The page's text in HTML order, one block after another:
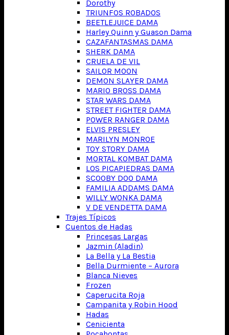
Dorothy
TRIUNFOS ROBADOS
BEETLEJUICE DAMA
Harley Quinn y Guason Dama
CAZAFANTASMAS DAMA
SHERK DAMA
CRUELA DE VIL
SAILOR MOON
DEMON SLAYER DAMA
MARIO BROSS DAMA
STAR WARS DAMA
STREET FIGHTER DAMA
POWER RANGER DAMA
ELVIS PRESLEY
MARILYN MONROE
TOY STORY DAMA
MORTAL KOMBAT DAMA
LOS PICAPIEDRAS DAMA
SCOOBY DOO DAMA
FAMILIA ADDAMS DAMA
WILLY WONKA DAMA
V DE VENDETTA DAMA
Trajes Típicos
Cuentos de Hadas
Princesas Largas
Jazmin (Aladin)
La Bella y La Bestia
Bella Durmiente – Aurora
Blanca Nieves
Frozen
Caperucita Roja
Campanita y Robin Hood
Hadas
Cenicienta